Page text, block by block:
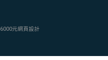
6000元網頁設計